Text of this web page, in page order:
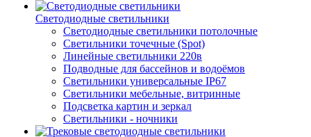
Светодиодные светильники
Светодиодные светильники потолочные
Светильники точечные (Spot)
Линейные светильники 220в
Подводные для бассейнов и водоёмов
Светильники универсальные IP67
Светильники мебельные, витринные
Подсветка картин и зеркал
Светильники - ночники